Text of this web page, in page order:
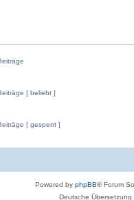
[ beliebt ]
[ gesperrt ]
Powered by phpBB® Forum
Deutsche Übersetzung